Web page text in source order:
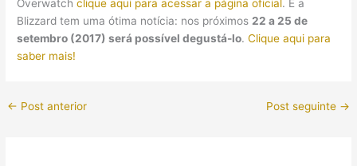
Overwatchclique aqui para acessar a página oficial. E a
Blizzard tem uma ótima notícia: nos próximos22 a 25 de
setembro (2017) será possível degustá-lo.Clique aqui para
saber mais!
← Post anterior Post seguinte →